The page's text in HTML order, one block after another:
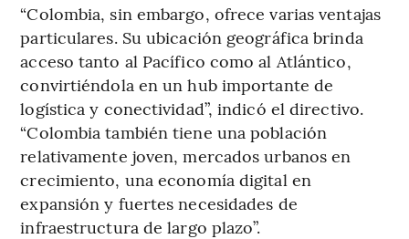
“Colombia, sin embargo, ofrece varias ventajas
particulares. Su ubicación geográfica brinda
acceso tanto al Pacífico como al Atlántico,
convirtiéndola en un hub importante de
logística y conectividad”, indicó el directivo.
“Colombia también tiene una población
relativamente joven, mercados urbanos en
crecimiento, una economía digital en
expansión y fuertes necesidades de
infraestructura de largo plazo”.